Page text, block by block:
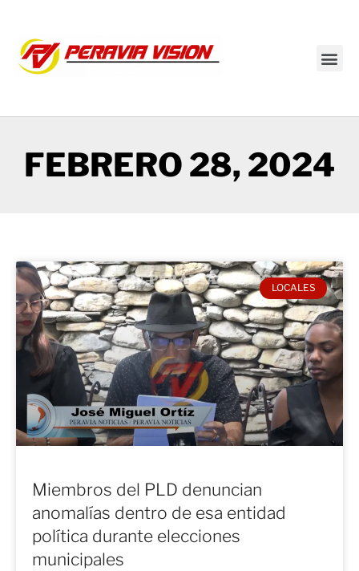
FEBRERO 28, 2024
LOCALES
Miembros del PLD denuncian
anomalías dentro de esa entidad
política durante elecciones
municipales